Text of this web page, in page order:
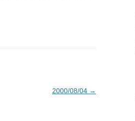
2000/08/04 →